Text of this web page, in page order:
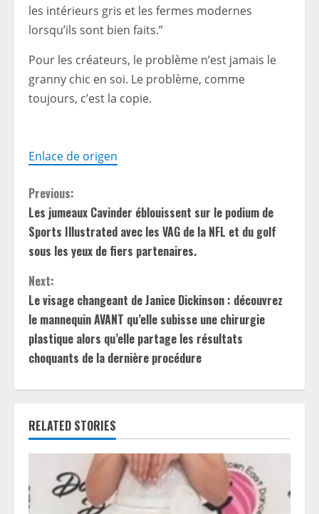
les intérieurs gris et les fermes modernes
lorsqu’ils sont bien faits.”
Pour les créateurs, le problème n’est jamais le
granny chic en soi. Le problème, comme
toujours, c’est la copie.
Enlace de origen
C
o
n
t
i
n
R
a
Previous:
Les jumeaux Cavinder éblouissent sur le podium de
Sports Illustrated avec les VAG de la NFL et du golf
sous les yeux de fiers partenaires.
Next:
Le visage changeant de Janice Dickinson : découvrez
le mannequin AVANT qu’elle subisse une chirurgie
plastique alors qu’elle partage les résultats
choquants de la dernière procédure
RELATED STORIES